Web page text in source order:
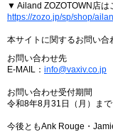
▼ Ailand ZOZOTOWN店は
https://zozo.jp/sp/shop/
本サイトに関するお問い合
お問い合わせ先
E-MAIL： info@vaxiv.co.jp
お問い合わせ受付期間
令和8年8月31日（月）まで
今後ともAnk Rouge・